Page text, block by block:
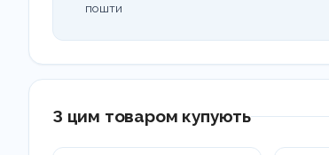
пошти
З цим товаром купують